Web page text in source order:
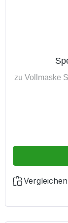
zu Vollmaske
Vergleichen